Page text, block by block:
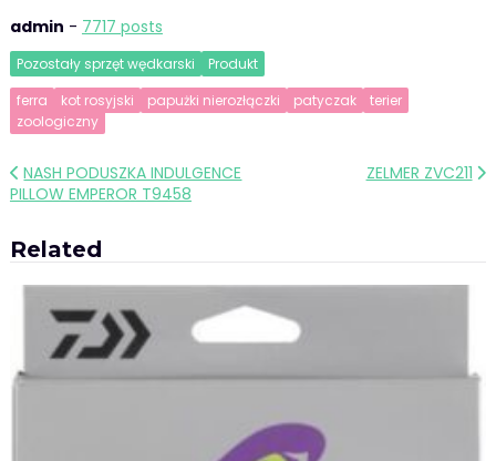
admin - 7717 posts
Pozostały sprzęt wędkarski
Produkt
ferra
kot rosyjski papużki nierozłączki patyczak
terier
zoologiczny
Nawigacja
wpisu
NASH PODUSZKA INDULGENCE
PILLOW EMPEROR T9458
ZELMER ZVC211
Related